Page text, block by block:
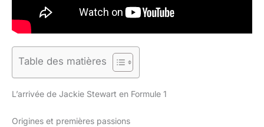
Table des matières
L’arrivée de Jackie Stewart en Formule 1
Origines et premières passions